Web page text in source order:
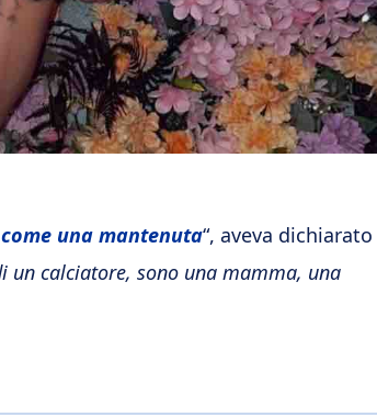
una mantenuta“, aveva dichiarato
un calciatore, sono una mamma, una